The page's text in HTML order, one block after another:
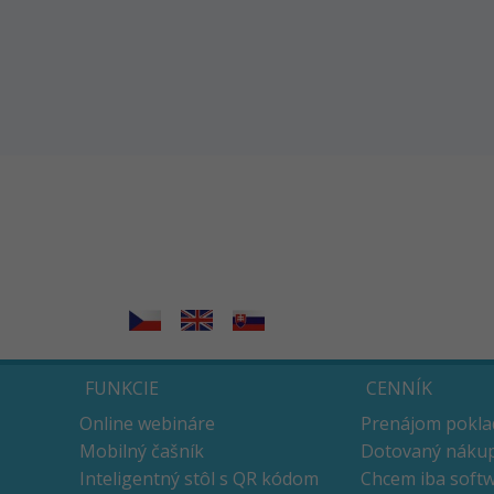
FUNKCIE
Online webináre
Mobilný čašník
Inteligentný stôl s QR kódom
CENNÍK
Prenájom
Dotovaný
Chcem iba